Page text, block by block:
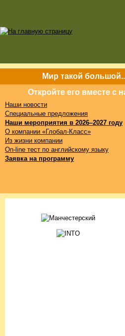
Мир такой
Откройте его вместе с
Наши новости
Специальные предложения
Наши мероприятия в 2026–2027 году
О компании «Глобал-Класс»
Из жизни компании
On-line тест по английскому языку
Заявка на программу